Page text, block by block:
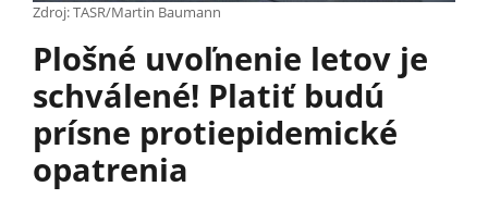
Zdroj: TASR/Martin Baumann
Plošné uvoľnenie letov je
schválené! Platiť budú
prísne protiepidemické
opatrenia